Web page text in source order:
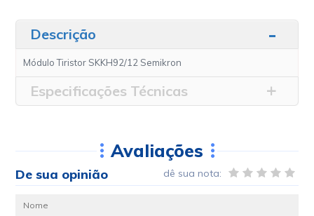
Descrição
Módulo Tiristor SKKH92/12 Semikron
Especificações Técnicas
Avaliações
De sua opinião dê sua nota: